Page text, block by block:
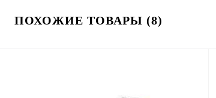
ПОХОЖИЕ ТОВАРЫ (8)